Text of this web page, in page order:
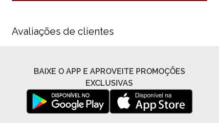
Avaliações de clientes
BAIXE O APP E APROVEITE PROMOÇÕES
EXCLUSIVAS